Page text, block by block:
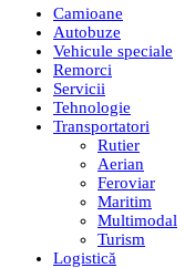
Camioane
Autobuze
Vehicule speciale
Remorci
Servicii
Tehnologie
Transportatori
Rutier
Aerian
Feroviar
Maritim
Multimodal
Turism
Logistică